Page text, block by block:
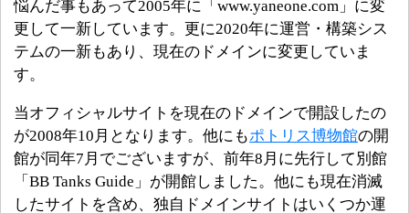
悩んだ事もあって2005年に「www.yaneone.com」に変
更して一新しています。更に2020年に運営・構築シス
テムの一新もあり、現在のドメインに変更していま
す。
当オフィシャルサイトを現在のドメインで開設したの
が2008年10月となります。他にもポトリス博物館の開
館が同年7月でございますが、前年8月に先行して別館
「BB Tanks Guide」が開館しました。他にも現在消滅
したサイトを含め、独自ドメインサイトはいくつか運